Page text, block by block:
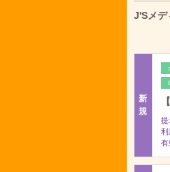
J'Sメデ
新
規
提
利
有